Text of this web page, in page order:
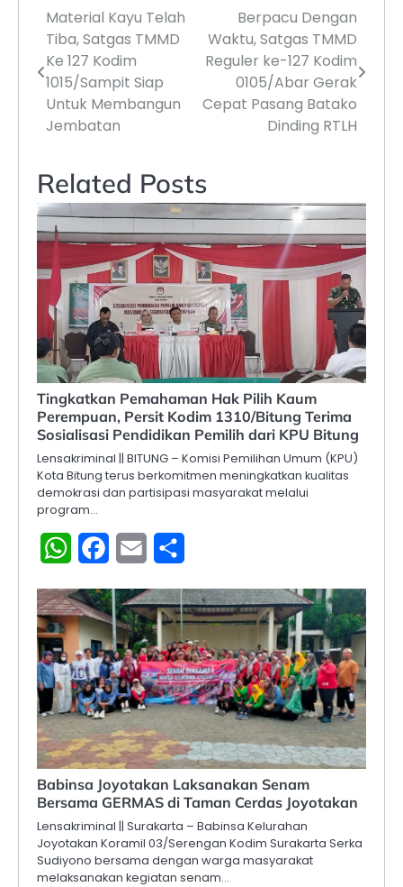
Navigasi
pos
Material Kayu Telah
Tiba, Satgas TMMD
Ke 127 Kodim
1015/Sampit Siap
Untuk Membangun
Jembatan
Berpacu Dengan
Waktu, Satgas TMMD
Reguler ke-127 Kodim
0105/Abar Gerak
Cepat Pasang Batako
Dinding RTLH
Related Posts
Tingkatkan Pemahaman Hak Pilih Kaum
Perempuan, Persit Kodim 1310/Bitung Terima
Sosialisasi Pendidikan Pemilih dari KPU Bitung
Lensakriminal || BITUNG – Komisi Pemilihan Umum (KPU)
Kota Bitung terus berkomitmen meningkatkan kualitas
demokrasi dan partisipasi masyarakat melalui
program…
WhatsAppFacebook
Email
Babinsa Joyotakan Laksanakan Senam
Bersama GERMAS di Taman Cerdas Joyotakan
Lensakriminal || Surakarta – Babinsa Kelurahan
Joyotakan Koramil 03/Serengan Kodim Surakarta Serka
Sudiyono bersama dengan warga masyarakat
melaksanakan kegiatan senam…